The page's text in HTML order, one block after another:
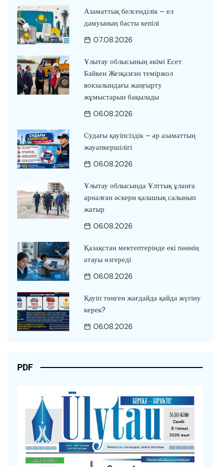
Азаматтық белсенділік – ел
дамуының басты кепілі
07.08.2026
Ұлытау облысының әкімі Есет
Байкен Жезқазған теміржол
вокзалындағы жаңғырту
жұмыстарын бақылады
06.08.2026
Судағы қауіпсіздік – әр азаматтың
жауапкершілігі
06.08.2026
Ұлытау облысында Ұлттық ұланға
арналған әскери қалашық салынып
жатыр
06.08.2026
Қазақстан мектептерінде екі пәннің
атауы өзгереді
06.08.2026
Қауіп төнген жағдайда қайда жүгіну
керек?
06.08.2026
PDF